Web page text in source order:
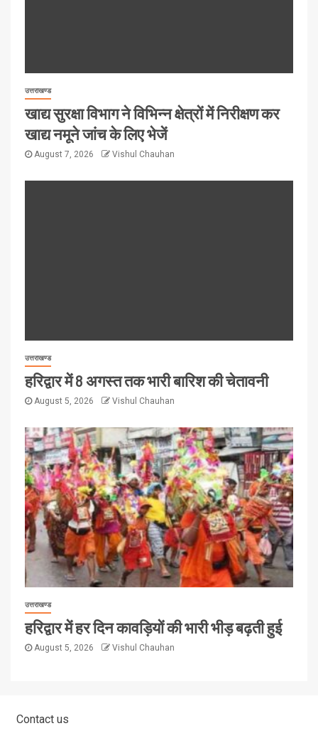
उत्तराखण्ड
खाद्य सुरक्षा विभाग ने विभिन्न क्षेत्रों में निरीक्षण कर
खाद्य नमूने जांच के लिए भेजें
August 7, 2026 Vishul Chauhan
उत्तराखण्ड
हरिद्वार में 8 अगस्त तक भारी बारिश की चेतावनी
August 5, 2026 Vishul Chauhan
उत्तराखण्ड
हरिद्वार में हर दिन कावड़ियों की भारी भीड़ बढ़ती हुई
August 5, 2026 Vishul Chauhan
Contact us